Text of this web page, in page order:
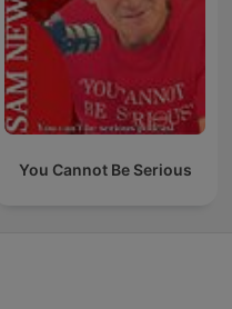
You Cannot Be Serious